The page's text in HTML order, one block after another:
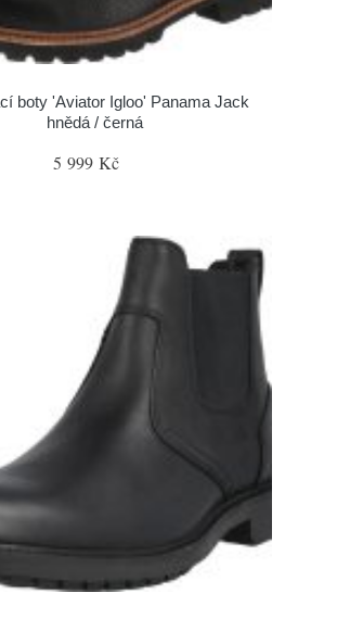
boty 'Aviator Igloo' Panama Jack
hnědá / černá
5 999 Kč